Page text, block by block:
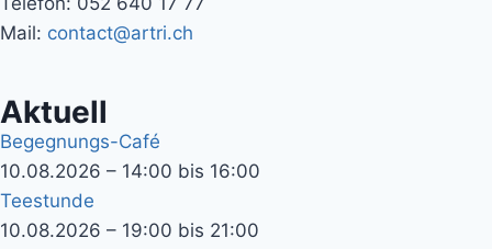
Mail: contact@artri.ch
Aktuell
Begegnungs-Café
10.08.2026 – 14:00 bis 16:00
Teestunde
10.08.2026 – 19:00 bis 21:00